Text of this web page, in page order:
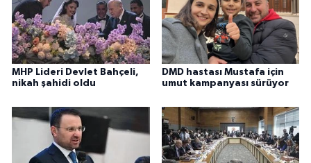
MHP Lideri Devlet Bahçeli,
nikah şahidi oldu
DMD hastası Mustafa için
umut kampanyası sürüyor